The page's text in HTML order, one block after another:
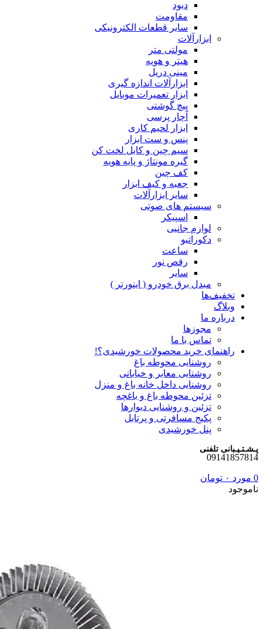
دیود
مقاومت
سایر قطعات الکترونیکی
ابزارآلات
مولتی متر
هیتر و هویه
مینی دریل
ابزارآلات اندازه گیری
ابزار تعمیرات موبایل
پیچ گوشتی
آچار پرسی
ابزار لحیم کاری
پنس و ست ابزار
سیم چین و کابل لخت کن
گیره مونتاژ و پایه هویه
کف چین
جعبه و کیف ابزار
سایر ابزارآلات
سیستم های صوتی
اسپیکر
لوازم جانبی
دکوراتیو
ساعت
رقص نور
سایر
مبدل برق خودرو ( اینورتر )
تخفیف‌ها
وبلاگ
درباره ما
مجوزها
تماس با ما
راهنمای خرید محصولات خورشیدی؟!
روشنایی محوطه باغ
روشنایی معابر و خیابانی
روشنایی داخل خانه باغ و منزل
تزئین محوطه باغ و باغچه
تزئین و روشنایی دیوارها
پکیج مسافرتی و پرتابل
پنل خورشیدی
پـشـتـیـبانی تلفنی
09141857814
0 مورد ۰ تومان
ناموجود